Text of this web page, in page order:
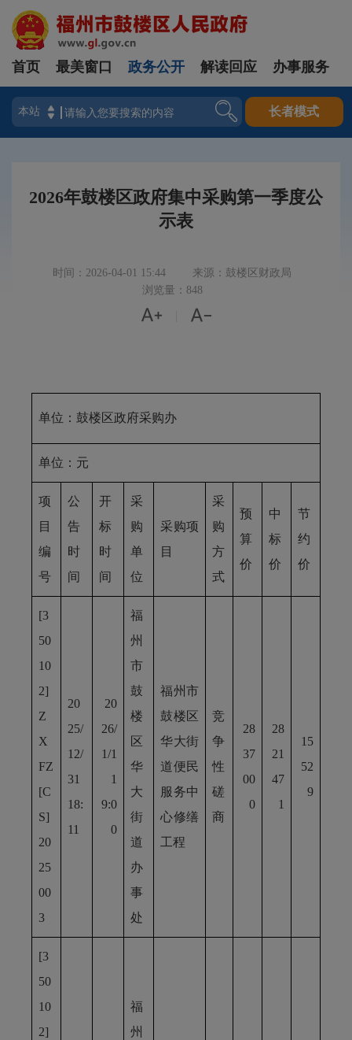
登录
首页 最美窗口 政务公开 解读回应 办事服务
长者模式
2026年鼓楼区政府集中采购第一季度公
示表
时间：2026-04-01 15:44
来源：鼓楼区财政局
浏览量：848
 
单位：鼓楼区政府采购办
单位：元
项
目
编
号
公
告
时
间
开
标
时
间
采
购
单
位
采购项
目
采
购
方
式
预
算
价
中
标
价
节
约
价
[3
50
10
2]
Z
X
FZ
[C
S]
20
25
00
3
20
25/
12/
31
18:
11
20
26/
1/1
1
9:0
0
福
州
市
鼓
楼
区
华
大
街
道
办
事
处
福州市
鼓楼区
华大街
道便民
服务中
心修缮
工程
竞
争
性
磋
商
28
37
00
0
28
21
47
1
15
52
9
[3
50
10
2]
福
州